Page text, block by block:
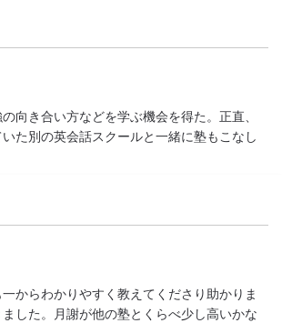
き合い方などを学ぶ機会を得た。正直、
た別の英会話スクールと一緒に塾もこなし
からわかりやすく教えてくださり助かりま
した。月謝が他の塾とくらべ少し高いかな